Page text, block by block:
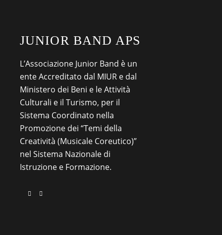
JUNIOR BAND APS
L’Associazione Junior Band è un
ente Accreditato dal MIUR e dal
Ministero dei Beni e le Attività
Culturali e il Turismo, per il
Sistema Coordinato nella
Promozione dei “Temi della
Creatività (Musicale Coreutico)”
nel Sistema Nazionale di
Istruzione e Formazione.